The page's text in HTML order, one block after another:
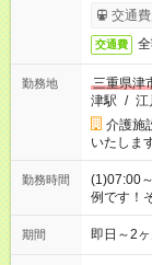
日収例：
交通
交通費
勤務地
三重県津
津駅 / 江
介護施
いたしま
勤務時間
(1)07:00～
例です！
期間 即日～2